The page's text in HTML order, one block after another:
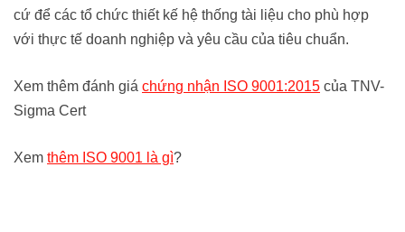
cứ để các tổ chức thiết kế hệ thống tài liệu cho phù hợp
với thực tế doanh nghiệp và yêu cầu của tiêu chuẩn.
Xem thêm đánh giá chứng nhận ISO 9001:2015 của TNV-
Sigma Cert
Xem thêm ISO 9001 là gì?